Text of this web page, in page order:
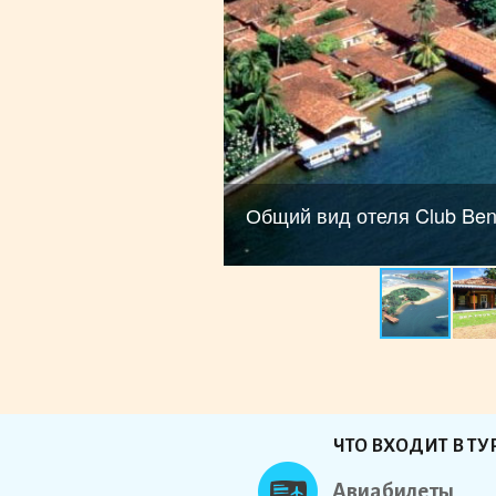
Общий вид отеля Club
ЧТО ВХОДИТ В
Авиабилеты